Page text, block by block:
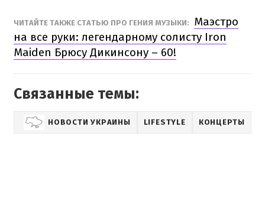
ЧИТАЙТЕ ТАКЖЕ СТАТЬЮ ПРО ГЕНИЯ МУЗЫКИ:
Маэстро
на все руки: легендарному солисту Iron
Maiden Брюсу Дикинсону – 60!
Связанные темы:
НОВОСТИ УКРАИНЫ LIFESTYLE КОНЦЕРТЫ